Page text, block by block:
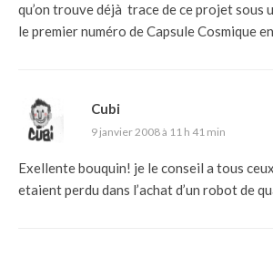
qu’on trouve déjà trace de ce projet sous
le premier numéro de Capsule Cosmique
Cubi
9 janvier 2008 à 11 h 41 min
Exellente bouquin! je le conseil a tous
etaient perdu dans l’achat d’un robot de